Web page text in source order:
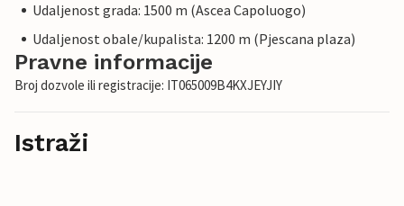
Udaljenost grada: 1500 m (Ascea Capoluogo)
Udaljenost obale/kupalista: 1200 m (Pjescana plaza)
Pravne informacije
Broj dozvole ili registracije: IT065009B4KXJEYJIY
Istraži